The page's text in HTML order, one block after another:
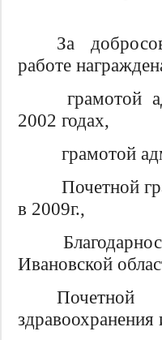
За
работе
грамотой
2002 годах,
грамотой
Почетной
в 2009г.,
Ивановской